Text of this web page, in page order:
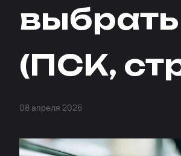
(ПСК,
08 апреля 2026